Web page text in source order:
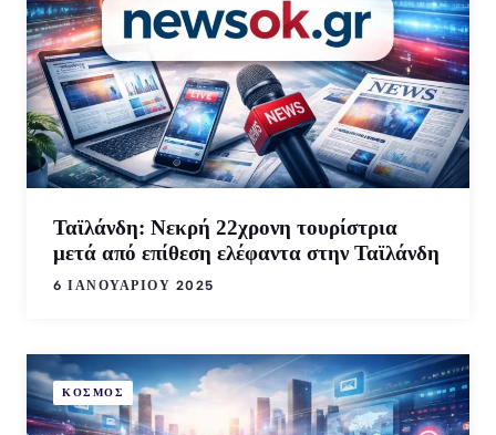
Ταϊλάνδη: Νεκρή 22χρονη τουρίστρια
μετά από επίθεση ελέφαντα στην Ταϊλάνδη
6 ΙΑΝΟΥΑΡΊΟΥ 2025
ΚΟΣΜΟΣ